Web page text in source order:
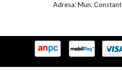
Adresa: Mun.